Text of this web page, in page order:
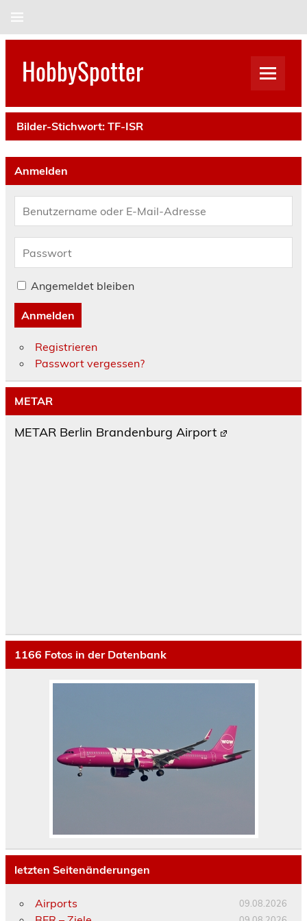
HobbySpotter
Bilder-Stichwort: TF-ISR
Anmelden
Angemeldet bleiben
Anmelden
Registrieren
Passwort vergessen?
METAR
METAR Berlin Brandenburg Airport
1166 Fotos in der Datenbank
letzten Seitenänderungen
Airports 09.08.2026